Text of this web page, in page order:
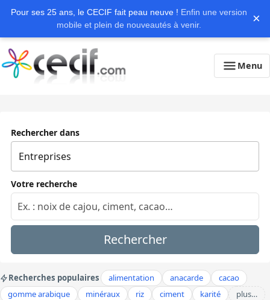
Pour ses 25 ans, le CECIF fait peau neuve ! Enfin une version
mobile et plein de nouveautés à venir.
×
Menu
Rechercher dans
Votre recherche
Rechercher
Recherches populaires alimentation anacarde
cacao
gomme arabique
minéraux riz ciment karité plus…